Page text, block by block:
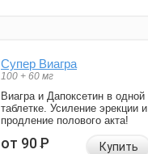
Супер Виагра
100 + 60 мг
Виагра и Дапоксетин в одной
таблетке. Усиление эрекции и
продление полового акта!
от 90Р Купить